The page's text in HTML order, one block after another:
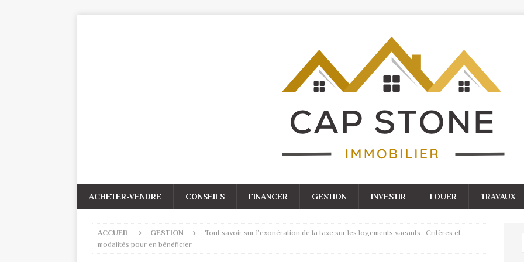
ACHETER-VENDRE CONSEILS FINANCER GESTION INVESTIR LOUER TRAVAUX
ACCUEIL GESTION
Tout savoir sur l’exonération de la taxe sur les logements vacants : Critères et
modalités pour en bénéficier